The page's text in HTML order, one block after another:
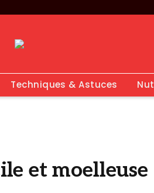
Techniques & Astuces
et moelleuse